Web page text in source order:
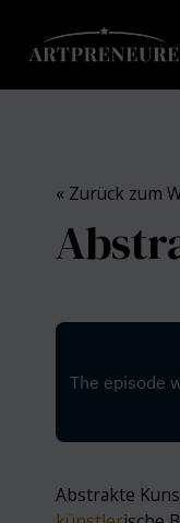
Inhalt
springen
« Zurück zum
Abstrakte